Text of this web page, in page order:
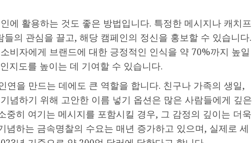
에 활용하는 것도 좋은 방법입니다. 특정한 메시지나 캐치프
의 관심을 끌고, 해당 캠페인의 정신을 홍보할 수 있습니다.
비자에게 브랜드에 대한 긍정적인 인식을 약 70%까지 높일
지도를 높이는 데 기여할 수 있습니다.
연을 만드는 데에도 큰 역할을 합니다. 친구나 가족의 생일,
념하기 위해 고안한 이름 넣기 옵션은 많은 사람들에게 깊은
중히 여기는 메시지를 포함시킬 경우, 그 감정의 깊이는 더욱
념하는 금속명찰의 수요는 매년 증가하고 있으며, 실제로 세